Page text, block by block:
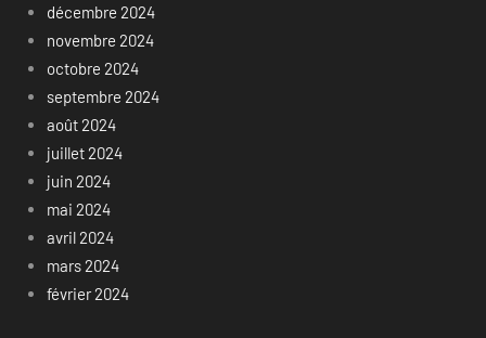
décembre 2024
novembre 2024
octobre 2024
septembre 2024
août 2024
juillet 2024
juin 2024
mai 2024
avril 2024
mars 2024
février 2024